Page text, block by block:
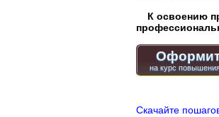
К освоению
Скачайте